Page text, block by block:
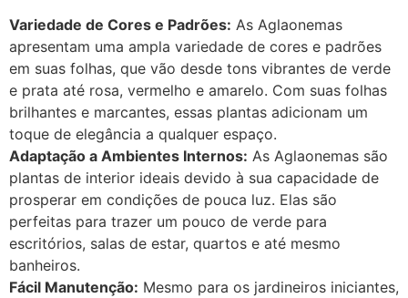
Variedade de Cores e Padrões: As Aglaonemas
apresentam uma ampla variedade de cores e padrões
em suas folhas, que vão desde tons vibrantes de verde
e prata até rosa, vermelho e amarelo. Com suas folhas
brilhantes e marcantes, essas plantas adicionam um
toque de elegância a qualquer espaço.
Adaptação a Ambientes Internos: As Aglaonemas são
plantas de interior ideais devido à sua capacidade de
prosperar em condições de pouca luz. Elas são
perfeitas para trazer um pouco de verde para
escritórios, salas de estar, quartos e até mesmo
banheiros.
Fácil Manutenção: Mesmo para os jardineiros iniciantes,